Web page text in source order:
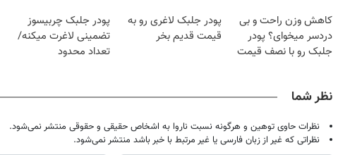
کاهش وزن راحت و بی
دردسر میخوای؟ پودر
جلبک رو با نصف قیمت
پودر جلبک لاغری رو به
قیمت قدیم بخر
پودر جلبک چربیسوز
تضمینی لاغرت میکنه/
تعداد محدود
نظر شما
نظرات حاوی توهین و هرگونه نسبت ناروا به اشخاص حقیقی و حقوقی منتشر نمی‌شود.
نظراتی که غیر از زبان فارسی یا غیر مرتبط با خبر باشد منتشر نمی‌شود.